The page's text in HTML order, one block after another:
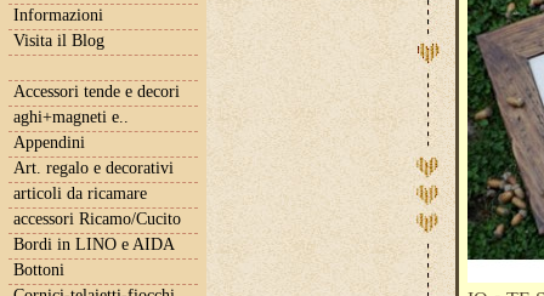
Informazioni
Visita il Blog
Accessori tende e decori
aghi+magneti e..
Appendini
Art. regalo e decorativi
articoli da ricamare
accessori Ricamo/Cucito
Bordi in LINO e AIDA
Bottoni